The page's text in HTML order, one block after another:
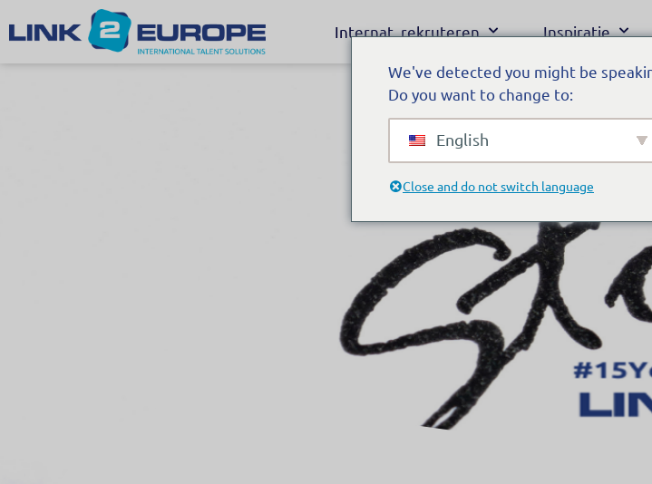
Internat. rekruteren Inspiratie
We've detected you might be
Do you want to change to:
English
Close and do not switch language